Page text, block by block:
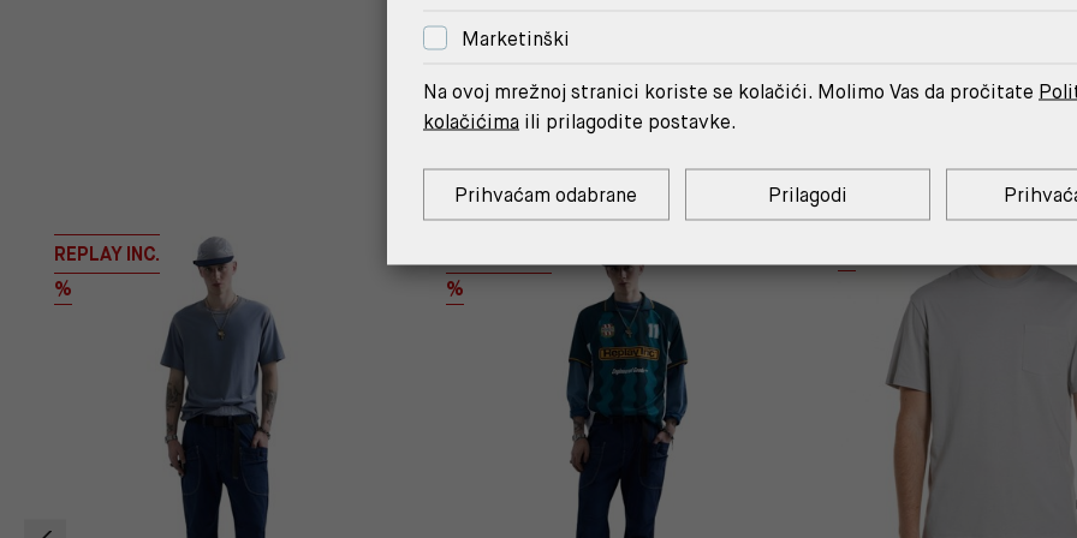
MOŽDA ĆE TI SE SVIDJETI
REPLAY INC.
%
%
Marketinški
Na ovoj mrežnoj stranici koriste se kolačići. Molimo Vas da pročitate
kolačićima ili prilagodite postavke.
Prihvaćam odabrane Prilagodi